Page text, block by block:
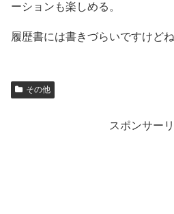
ーションも楽しめる。
履歴書には書きづらいですけどね
その他
スポンサー